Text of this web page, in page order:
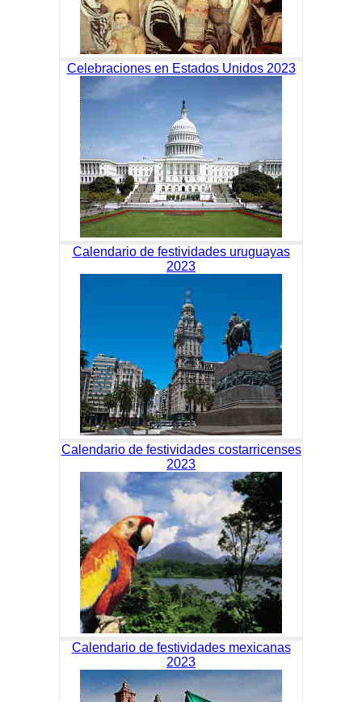
Celebraciones en Estados Unidos 2023
Calendario de festividades uruguayas
2023
Calendario de festividades costarricenses
2023
Calendario de festividades mexicanas
2023